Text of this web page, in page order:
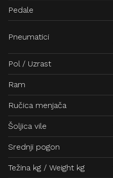
Pedale
Pneumatici
Pol / Uzrast
Ram
Ručica menjača
Šoljica vile
Srednji pogon
Težina kg / Weight kg